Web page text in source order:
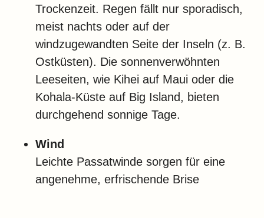
Trockenzeit. Regen fällt nur sporadisch,
meist nachts oder auf der
windzugewandten Seite der Inseln (z. B.
Ostküsten). Die sonnenverwöhnten
Leeseiten, wie Kihei auf Maui oder die
Kohala-Küste auf Big Island, bieten
durchgehend sonnige Tage.
Wind
Leichte Passatwinde sorgen für eine
angenehme, erfrischende Brise